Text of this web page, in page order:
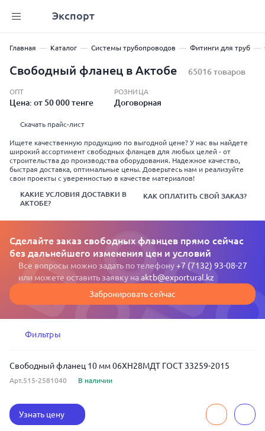
Экспорт
Главная Каталог Системы трубопроводов Фитинги для труб
Свободный фланец в Актобе 65016 товаров
ОПТ
Цена: от 50 000 тенге
РОЗНИЦА
Договорная
Скачать прайс-лист
Ищете качественную продукцию по выгодной цене? У нас вы найдете
широкий ассортимент свободных фланцев для любых целей - от
строительства до производства оборудования. Надежное качество,
быстрая доставка, оптимальные цены. Доверьтесь нам и реализуйте
свои проекты с уверенностью в качестве материалов!
КАКИЕ УСЛОВИЯ ДОСТАВКИ В
АКТОБЕ?
КАК ОПЛАТИТЬ СВОЙ ЗАКАЗ?
Сделайте заказ свободных фланцев прямо сейчас
без дальнейшего изменения цен и условий
Все вопросы можно задать по телефону+7 (7132) 93-08-27
или можете оставить заявку наaktb@exportural.kz
Забронировать сейчас
Фильтры
Свободный фланец 10 мм 06ХН28МДТ ГОСТ 33259-2015
Арт.515-2581040 В наличии
Узнать цену